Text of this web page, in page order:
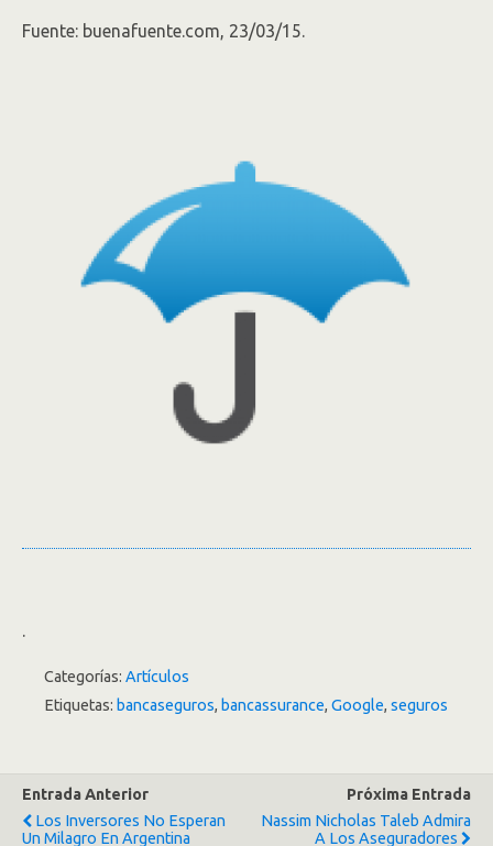
Fuente: buenafuente.com, 23/03/15.
.
Categorías: Artículos
Etiquetas: bancaseguros, bancassurance, Google, seguros
Entrada Anterior
Los Inversores No Esperan
Un Milagro En Argentina
Próxima Entrada
Nassim Nicholas Taleb Admira
A Los Aseguradores